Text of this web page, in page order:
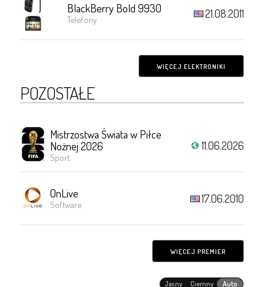
BlackBerry Bold 9930
Telefony 21.08.2011
WIĘCEJ ELEKTRONIKI
POZOSTAŁE
Mistrzostwa Świata w Piłce
Nożnej 2026
Sport
11.06.2026
OnLive
Software 17.06.2010
WIĘCEJ PREMIER
Jasny Ciemny Auto